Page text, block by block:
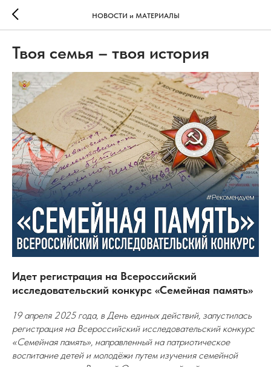
НОВОСТИ и МАТЕРИАЛЫ
Твоя семья – твоя история
Идет регистрация на Всероссийский
исследовательский конкурс «Семейная память»
19 апреля 2025 года, в День единых действий, запустилась
регистрация на Всероссийский исследовательский конкурс
«Семейная память», направленный на патриотическое
воспитание детей и молодёжи путем изучения семейной